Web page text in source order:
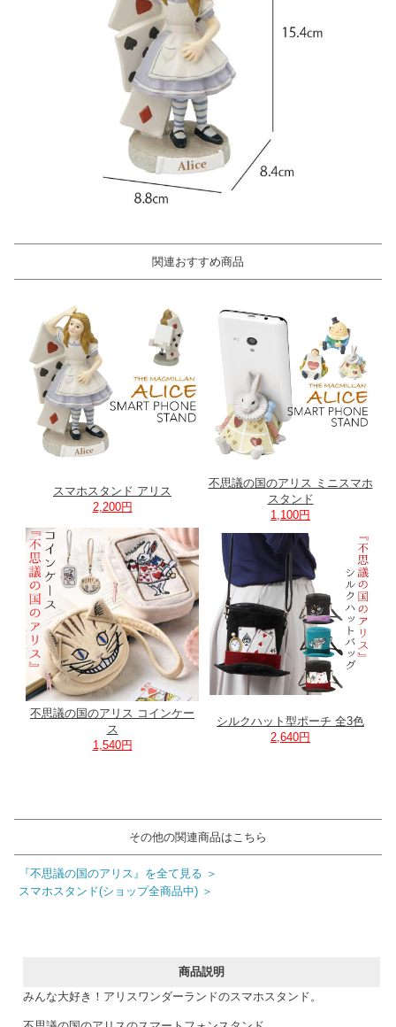
関連おすすめ商品
スマホスタンド アリス
2,200円
不思議の国のアリス ミニスマホ
スタンド
1,100円
不思議の国のアリス コインケー
ス
1,540円
シルクハット型ポーチ 全3色
2,640円
その他の関連商品はこちら
『不思議の国のアリス』を全て見る ＞
スマホスタンド(ショップ全商品中) ＞
商品説明
みんな大好き！アリスワンダーランドのスマホスタンド。